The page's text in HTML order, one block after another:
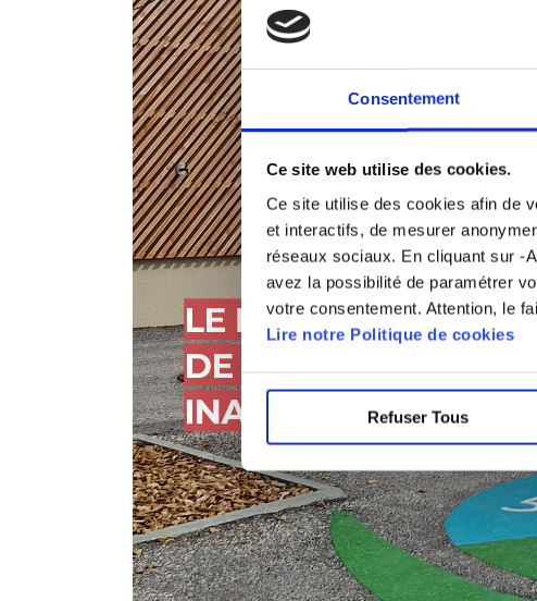
Consentement
Ce site web utilise des cookies.
Ce site utilise des cookies afin de
et interactifs, de mesurer
réseaux sociaux. En cliquant sur -
avez la possibilité de paramétrer
votre consentement. Attention, le
Lire notre Politique de cookies
Refuser Tous